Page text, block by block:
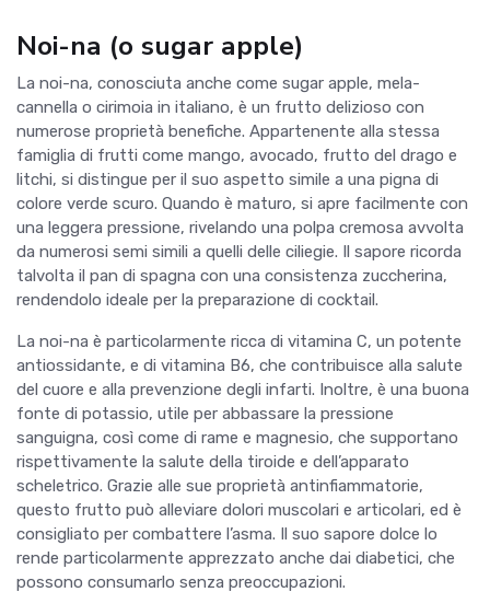
Noi-na (o sugar apple)
La noi-na, conosciuta anche come sugar apple, mela-
cannella o cirimoia in italiano, è un frutto delizioso con
numerose proprietà benefiche. Appartenente alla stessa
famiglia di frutti come mango, avocado, frutto del drago e
litchi, si distingue per il suo aspetto simile a una pigna di
colore verde scuro. Quando è maturo, si apre facilmente con
una leggera pressione, rivelando una polpa cremosa avvolta
da numerosi semi simili a quelli delle ciliegie. Il sapore ricorda
talvolta il pan di spagna con una consistenza zuccherina,
rendendolo ideale per la preparazione di cocktail.
La noi-na è particolarmente ricca di vitamina C, un potente
antiossidante, e di vitamina B6, che contribuisce alla salute
del cuore e alla prevenzione degli infarti. Inoltre, è una buona
fonte di potassio, utile per abbassare la pressione
sanguigna, così come di rame e magnesio, che supportano
rispettivamente la salute della tiroide e dell’apparato
scheletrico. Grazie alle sue proprietà antinfiammatorie,
questo frutto può alleviare dolori muscolari e articolari, ed è
consigliato per combattere l’asma. Il suo sapore dolce lo
rende particolarmente apprezzato anche dai diabetici, che
possono consumarlo senza preoccupazioni.